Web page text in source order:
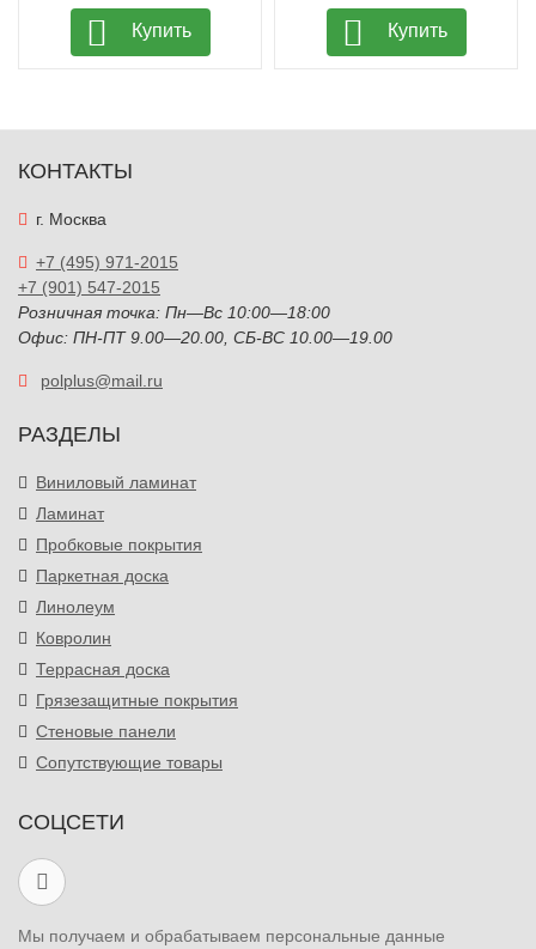
Купить Купить
КОНТАКТЫ
г. Москва
+7 (495) 971-2015
+7 (901) 547-2015
Розничная точка: Пн—Вс 10:00—18:00
Офис: ПН-ПТ 9.00—20.00, СБ-ВС 10.00—19.00
polplus@mail.ru
РАЗДЕЛЫ
Виниловый ламинат
Ламинат
Пробковые покрытия
Паркетная доска
Линолеум
Ковролин
Террасная доска
Грязезащитные покрытия
Стеновые панели
Сопутствующие товары
СОЦСЕТИ
Мы получаем и обрабатываем персональные данные